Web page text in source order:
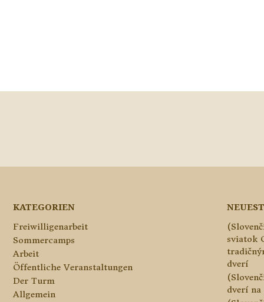
KATEGORIEN
Freiwilligenarbeit
Sommercamps
Arbeit
Öffentliche Veranstaltungen
Der Turm
Allgemein
sviatok
dverí
dverí na